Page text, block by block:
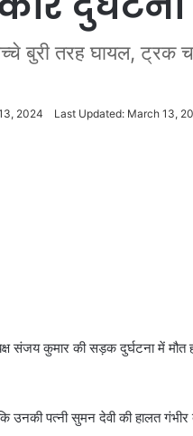
बुरी तरह घायल,
2024 Last Updated: March 13,
संजय कुमार की सड़क दुर्घटना में
पत्नी सुमन देवी की हालत गंभीर